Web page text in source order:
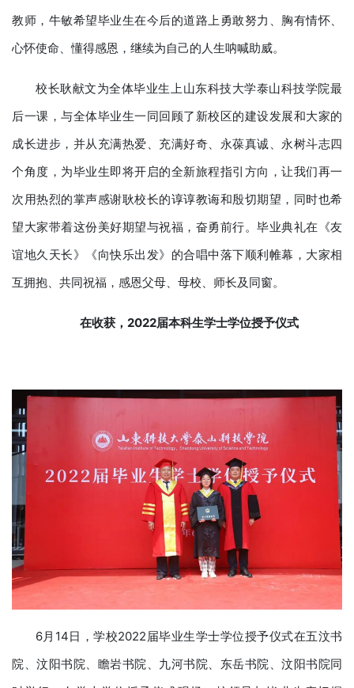
教师，牛敏希望毕业生在今后的道路上勇敢努力、胸有情怀、
心怀使命、懂得感恩，继续为自己的人生呐喊助威。
校长耿献文为全体毕业生上山东科技大学泰山科技学院最
后一课，与全体毕业生一同回顾了新校区的建设发展和大家的
成长进步，并从充满热爱、充满好奇、永葆真诚、永树斗志四
个角度，为毕业生即将开启的全新旅程指引方向，让我们再一
次用热烈的掌声感谢耿校长的谆谆教诲和殷切期望，同时也希
望大家带着这份美好期望与祝福，奋勇前行。毕业典礼在《友
谊地久天长》《向快乐出发》的合唱中落下顺利帷幕，大家相
互拥抱、共同祝福，感恩父母、母校、师长及同窗。
在收获， 2022届本科生学士学位授予仪式
6月14日，学校2022届毕业生学士学位授予仪式在五汶书
院、汶阳书院、瞻岩书院、九河书院、东岳书院、汶阳书院同